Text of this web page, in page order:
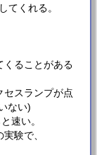
てくれる。
くることがある
セスランプが点
ない)
速い。
験で、